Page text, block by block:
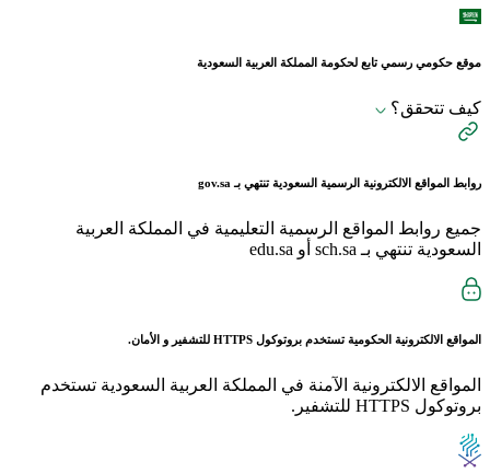
موقع حكومي رسمي تابع لحكومة المملكة العربية السعودية
كيف تتحقق؟
روابط المواقع الالكترونية الرسمية السعودية تنتهي بـ gov.sa
جميع روابط المواقع الرسمية التعليمية في المملكة العربية
السعودية تنتهي بـ sch.sa أو edu.sa
المواقع الالكترونية الحكومية تستخدم بروتوكول HTTPS للتشفير و الأمان.
المواقع الالكترونية الآمنة في المملكة العربية السعودية تستخدم
بروتوكول HTTPS للتشفير.